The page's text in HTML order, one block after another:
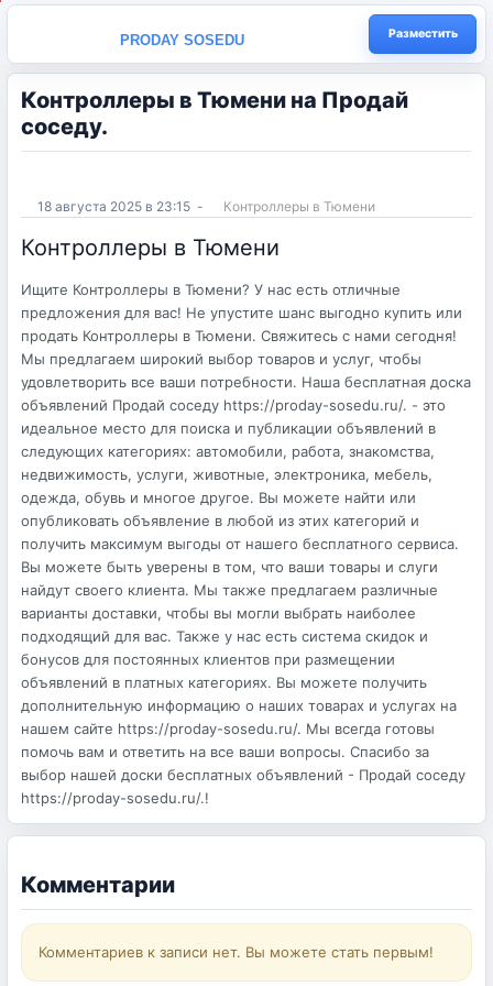
PRODAY SOSEDU Разместить
Контроллеры в Тюмени на Продай
соседу.
18 августа 2025 в 23:15 - Контроллеры в Тюмени
Контроллеры в Тюмени
Ищите Контроллеры в Тюмени? У нас есть отличные
предложения для вас! Не упустите шанс выгодно купить или
продать Контроллеры в Тюмени. Свяжитесь с нами сегодня!
Мы предлагаем широкий выбор товаров и услуг, чтобы
удовлетворить все ваши потребности. Наша бесплатная доска
объявлений Продай соседу https://proday-sosedu.ru/. - это
идеальное место для поиска и публикации объявлений в
следующих категориях: автомобили, работа, знакомства,
недвижимость, услуги, животные, электроника, мебель,
одежда, обувь и многое другое. Вы можете найти или
опубликовать объявление в любой из этих категорий и
получить максимум выгоды от нашего бесплатного сервиса.
Вы можете быть уверены в том, что ваши товары и слуги
найдут своего клиента. Мы также предлагаем различные
варианты доставки, чтобы вы могли выбрать наиболее
подходящий для вас. Также у нас есть система скидок и
бонусов для постоянных клиентов при размещении
объявлений в платных категориях. Вы можете получить
дополнительную информацию о наших товарах и услугах на
нашем сайте https://proday-sosedu.ru/. Мы всегда готовы
помочь вам и ответить на все ваши вопросы. Спасибо за
выбор нашей доски бесплатных объявлений - Продай соседу
https://proday-sosedu.ru/.!
Комментарии
Комментариев к записи нет. Вы можете стать первым!